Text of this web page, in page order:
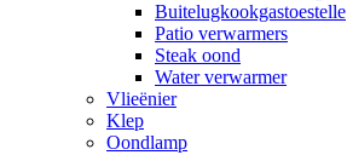
Buitelugkookgastoestelle
Patio verwarmers
Steak oond
Water verwarmer
Vlieënier
Klep
Oondlamp